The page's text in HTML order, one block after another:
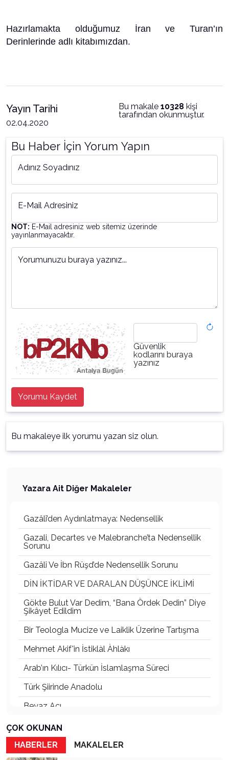
Hazırlamakta olduğumuz İran ve Turan’ın
Derinlerinde adlı kitabımızdan.
Yayın Tarihi
02.04.2020
Bu makale 10328 kişi
tarafından okunmuştur.
Bu Haber İçin Yorum Yapın
Adınız Soyadınız
E-Mail Adresiniz
NOT: E-Mail adresiniz web sitemiz üzerinde
yayınlanmayacaktır.
Yorumunuzu buraya yazınız...
Güvenlik
kodlarını buraya
yazınız
Yorumu Kaydet
Bu makaleye ilk yorumu yazan siz olun.
Yazara Ait Diğer Makaleler
Gazâlî’den Aydınlatmaya: Nedensellik
Gazali, Decartes ve Malebranche’ta Nedensellik
Sorunu
Gazâlî Ve İbn Rüşd’de Nedensellik Sorunu
DİN İKTİDAR VE DARALAN DÜŞÜNCE İKLİMİ
Gökte Bulut Var Dedim, “Bana Ördek Dedin” Diye
Şikâyet Edildim
Bir Teologla Mucize ve Laiklik Üzerine Tartışma
Mehmet Akif'in İstiklàl Àhlàkı
Arab’ın Kılıcı- Türkün İslamlaşma Süreci
Türk Şiirinde Anadolu
Beyaz Acı
Rhodıapolıs:Kumluca Ovasına Bakan Kayıp Şehir
Atsız’ı Bahane Ederek Atatürk’e ve Cumhuriyet’e
Saldırmak
ÇOK OKUNAN
HABERLER
MAKALELER